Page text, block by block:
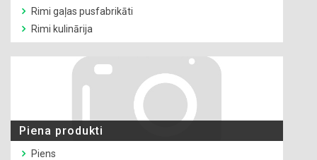
Rimi gaļas pusfabrikāti
Rimi kulinārija
Piena produkti
Piens